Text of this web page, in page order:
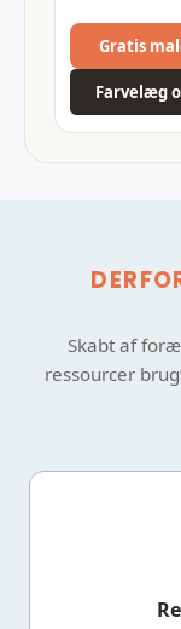
Gratis
Farvelæg
Skabt af
ressourcer